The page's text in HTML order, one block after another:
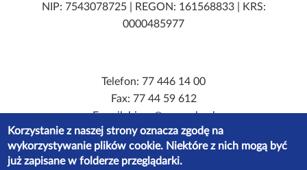
NIP: 7543078725| REGON: 161568833|
KRS:
0000485977
Telefon: 77 446 14 00
Fax: 77 44 59 612
E-mail: biuro@ao.opole.pl
E-doręczenia: AE:PL-93765-53976-GDRAR-25
ePuap address: /Stowarzyszenie-AO/SkrytkaESP
Godziny pracy: Pn-Pt 07.30 - 15.30
Korzystanie z naszej strony oznacza zgodę na
wykorzystywanie plików cookie. Niektóre z nich mogą być
już zapisane w folderze przeglądarki.